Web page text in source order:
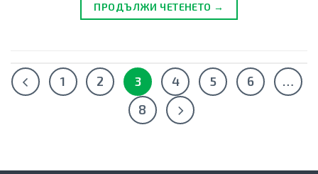
ПРОДЪЛЖИ ЧЕТЕНЕТО →
1 2 3 4 5 6
…
8